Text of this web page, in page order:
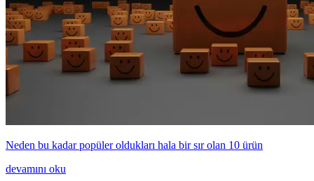
Neden bu kadar popüler oldukları hala bir sır olan 10 ürün
devamını oku